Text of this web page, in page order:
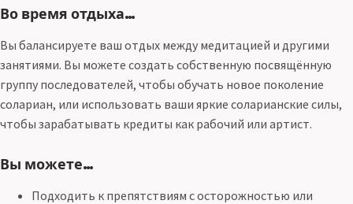
Во время отдыха…
Вы балансируете ваш отдых между медитацией и другими
занятиями. Вы можете создать собственную посвящённую
группу последователей, чтобы обучать новое поколение
солариан, или использовать ваши яркие соларианские силы,
чтобы зарабатывать кредиты как рабочий или артист.
Вы можете…
Подходить к препятствиям с осторожностью или